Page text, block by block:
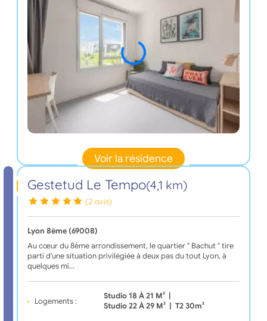
Voir la résidence
Gestetud Le Tempo(4,1 km)
(2 avis)
Lyon 8ème (69008)
Au cœur du 8ème arrondissement, le quartier " Bachut " tire
parti d'une situation privilégiée à deux pas du tout Lyon, à
quelques mi…
Logements :
Studio 18 À 21 M²
Studio 22 À 29 M²
T2 30m²